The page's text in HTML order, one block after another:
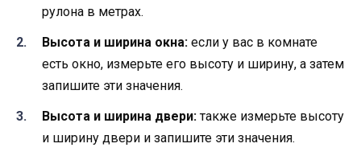
рулона в метрах.
Высота и ширина окна: если у вас в комнате
есть окно, измерьте его высоту и ширину, а затем
запишите эти значения.
Высота и ширина двери: также измерьте высоту
и ширину двери и запишите эти значения.